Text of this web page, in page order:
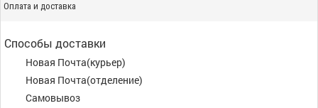
Оплата и доставка
Способы доставки
Новая Почта(курьер)
Новая Почта(отделение)
Самовывоз